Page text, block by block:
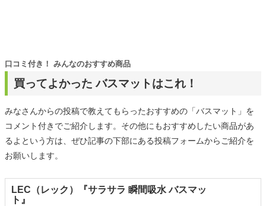
買ってよかった バスマットはこれ！
口コミ付き！ みんなのおすすめ商品
みなさんからの投稿で教えてもらったおすすめの「バスマット」を
コメント付きでご紹介します。その他にもおすすめしたい商品があ
るよという方は、ぜひ記事の下部にある投稿フォームからご紹介を
お願いします。
LEC（レック）『サラサラ 瞬間吸水 バスマッ
ト』